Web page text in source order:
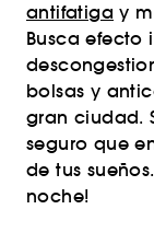
antifatiga y
Busca efecto
bolsas y
gran ciudad.
seguro que
de tus
noche!